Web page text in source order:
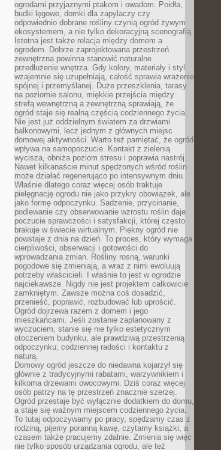
ogrodami przyjaznymi ptakom i owadom. Poidła,
budki lęgowe, domki dla zapylaczy czy
odpowiednio dobrane rośliny czynią ogród żywym
ekosystemem, a nie tylko dekoracyjną scenografią.
Istotna jest także relacja między domem a
ogrodem. Dobrze zaprojektowana przestrzeń
zewnętrzna powinna stanowić naturalne
przedłużenie wnętrza. Gdy kolory, materiały i styl
wzajemnie się uzupełniają, całość sprawia wrażenie
spójnej i przemyślanej. Duże przeszklenia, tarasy
na poziomie salonu, miękkie przejścia między
strefą wewnętrzną a zewnętrzną sprawiają, że
ogród staje się realną częścią codziennego życia.
Nie jest już oddzielnym światem za drzwiami
balkonowymi, lecz jednym z głównych miejsc
domowej aktywności. Warto też pamiętać, że ogród
wpływa na samopoczucie. Kontakt z zielenią
wycisza, obniża poziom stresu i poprawia nastrój.
Nawet kilkanaście minut spędzonych wśród roślin
może działać regenerująco po intensywnym dniu.
Właśnie dlatego coraz więcej osób traktuje
pielęgnację ogrodu nie jako przykry obowiązek, ale
jako formę odpoczynku. Sadzenie, przycinanie,
podlewanie czy obserwowanie wzrostu roślin daje
poczucie sprawczości i satysfakcji, której często
brakuje w świecie wirtualnym. Piękny ogród nie
powstaje z dnia na dzień. To proces, który wymaga
cierpliwości, obserwacji i gotowości do
wprowadzania zmian. Rośliny rosną, warunki
pogodowe się zmieniają, a wraz z nimi ewoluują
potrzeby właścicieli. I właśnie to jest w ogrodzie
najciekawsze. Nigdy nie jest projektem całkowicie
zamkniętym. Zawsze można coś dosadzić,
przenieść, poprawić, rozbudować lub uprościć.
Ogród dojrzewa razem z domem i jego
mieszkańcami. Jeśli zostanie zaplanowany z
wyczuciem, stanie się nie tylko estetycznym
otoczeniem budynku, ale prawdziwą przestrzenią
odpoczynku, codziennej radości i kontaktu z
naturą.
Domowy ogród jeszcze do niedawna kojarzył się
głównie z tradycyjnymi rabatami, warzywnikiem i
kilkoma drzewami owocowymi. Dziś coraz więcej
osób patrzy na tę przestrzeń znacznie szerzej.
Ogród przestaje być wyłącznie dodatkiem do domu,
a staje się ważnym miejscem codziennego życia.
To tutaj odpoczywamy po pracy, spędzamy czas z
rodziną, pijemy poranną kawę, czytamy książki, a
czasem także pracujemy zdalnie. Zmienia się więc
nie tylko sposób urządzania ogrodu, ale też